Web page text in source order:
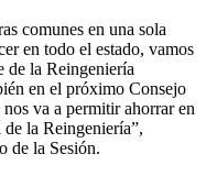
comunes en una sola
en todo el estado, vamos
de la Reingeniería
en el próximo Consejo
va a permitir ahorrar en
la Reingeniería”,
de la Sesión.